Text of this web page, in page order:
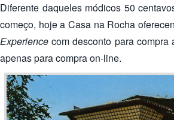
Diferente daqueles módicos 50
começo, hoje a Casa na Rocha
Experience com desconto para compra
apenas para compra on-line.